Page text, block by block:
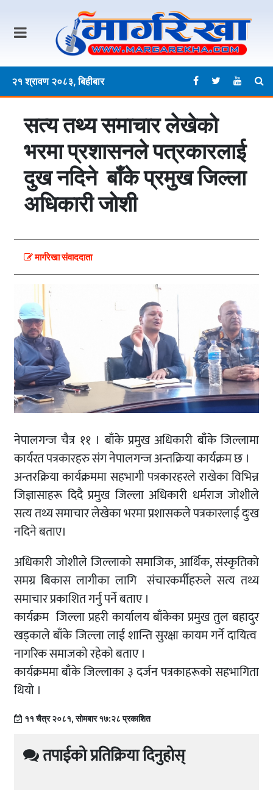
२१ श्रावण २०८३, बिहीबार
सत्य तथ्य समाचार लेखेको
भरमा प्रशासनले पत्रकारलाई
दुख नदिने बाँके प्रमुख जिल्ला
अधिकारी जोशी
मार्गरेखा संवाददाता
नेपालगन्ज चैत्र ११ । बाँके प्रमुख अधिकारी बाँके जिल्लामा
कार्यरत पत्रकारहरु संग नेपालगन्ज अन्तक्रिया कार्यक्रम छ ।
अन्तरक्रिया कार्यक्रममा सहभागी पत्रकारहरले राखेका विभिन्न
जिज्ञासाहरू दिदै प्रमुख जिल्ला अधिकारी धर्मराज जोशीले
सत्य तथ्य समाचार लेखेका भरमा प्रशासकले पत्रकारलाई दुःख
नदिने बताए।
अधिकारी जोशीले जिल्लाको समाजिक, आर्थिक, संस्कृतिको
समग्र बिकास लागीका लागि संचारकर्मीहरुले सत्य तथ्य
समाचार प्रकाशित गर्नु पर्ने बताए ।
कार्यक्रम जिल्ला प्रहरी कार्यालय बाँकेका प्रमुख तुल बहादुर
खड्कालेबाँके जिल्ला लाई शान्ति सुरक्षा कायम गर्ने दायित्व
नागरिक समाजकाे रहेकाे बताए ।
कार्यक्रममा बाँके जिल्लाका ३ दर्जन पत्रकाहरूको सहभागिता
थियो ।
११ चैत्र २०८१, सोमबार १७:२८ प्रकाशित
तपाईको प्रतिक्रिया दिनुहोस्